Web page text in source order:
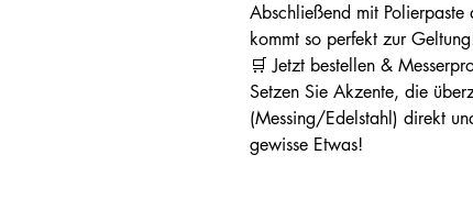
Abschließend mit
kommt so perfekt zur
🛒 Jetzt bestellen &
Setzen Sie Akzente, die
(Messing/Edelstahl) direkt
gewisse Etwas!